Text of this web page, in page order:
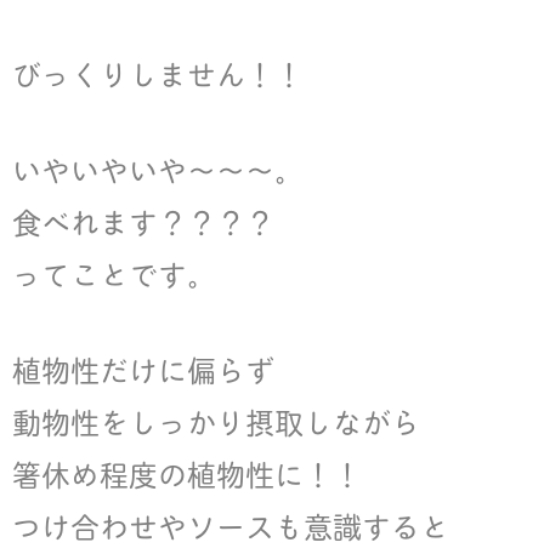
びっくりしません！！
いやいやいや〜〜〜。
食べれます？？？？
ってことです。
植物性だけに偏らず
動物性をしっかり摂取しながら
箸休め程度の植物性に！！
つけ合わせやソースも意識すると